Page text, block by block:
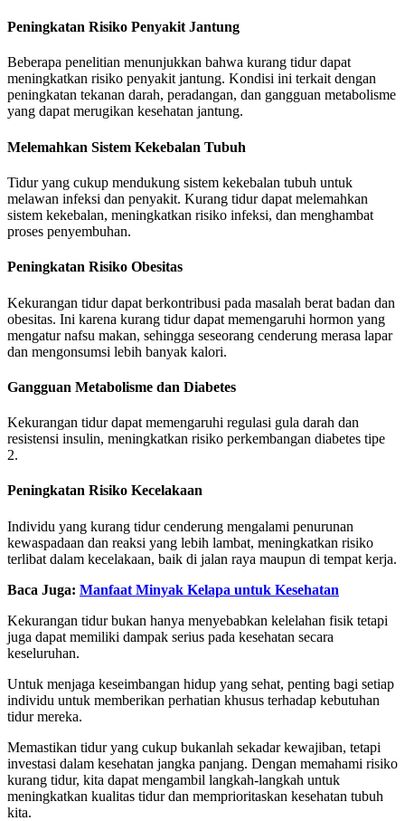
Peningkatan Risiko Penyakit Jantung
Beberapa penelitian menunjukkan bahwa kurang tidur dapat
meningkatkan risiko penyakit jantung. Kondisi ini terkait dengan
peningkatan tekanan darah, peradangan, dan gangguan metabolisme
yang dapat merugikan kesehatan jantung.
Melemahkan Sistem Kekebalan Tubuh
Tidur yang cukup mendukung sistem kekebalan tubuh untuk
melawan infeksi dan penyakit. Kurang tidur dapat melemahkan
sistem kekebalan, meningkatkan risiko infeksi, dan menghambat
proses penyembuhan.
Peningkatan Risiko Obesitas
Kekurangan tidur dapat berkontribusi pada masalah berat badan dan
obesitas. Ini karena kurang tidur dapat memengaruhi hormon yang
mengatur nafsu makan, sehingga seseorang cenderung merasa lapar
dan mengonsumsi lebih banyak kalori.
Gangguan Metabolisme dan Diabetes
Kekurangan tidur dapat memengaruhi regulasi gula darah dan
resistensi insulin, meningkatkan risiko perkembangan diabetes tipe
2.
Peningkatan Risiko Kecelakaan
Individu yang kurang tidur cenderung mengalami penurunan
kewaspadaan dan reaksi yang lebih lambat, meningkatkan risiko
terlibat dalam kecelakaan, baik di jalan raya maupun di tempat kerja.
Baca Juga: Manfaat Minyak Kelapa untuk Kesehatan
Kekurangan tidur bukan hanya menyebabkan kelelahan fisik tetapi
juga dapat memiliki dampak serius pada kesehatan secara
keseluruhan.
Untuk menjaga keseimbangan hidup yang sehat, penting bagi setiap
individu untuk memberikan perhatian khusus terhadap kebutuhan
tidur mereka.
Memastikan tidur yang cukup bukanlah sekadar kewajiban, tetapi
investasi dalam kesehatan jangka panjang. Dengan memahami risiko
kurang tidur, kita dapat mengambil langkah-langkah untuk
meningkatkan kualitas tidur dan memprioritaskan kesehatan tubuh
kita.